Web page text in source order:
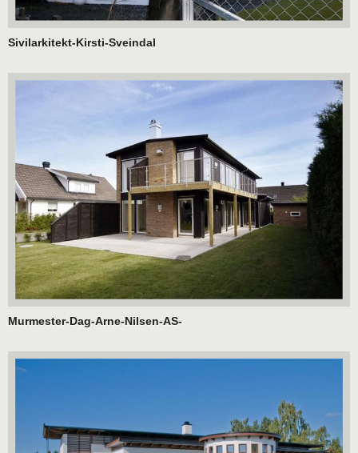
Sivilarkitekt-Kirsti-Sveindal
Murmester-Dag-Arne-Nilsen-AS-